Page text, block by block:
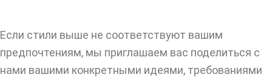
Если стили выше не соответствуют вашим
предпочтениям, мы приглашаем вас поделиться с
нами вашими конкретными идеями, требованиями